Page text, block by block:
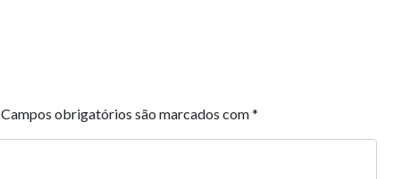
Campos obrigatórios são marcados com*